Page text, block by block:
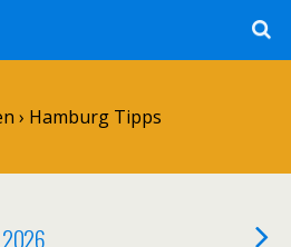
› Hamburg Tipps
2026